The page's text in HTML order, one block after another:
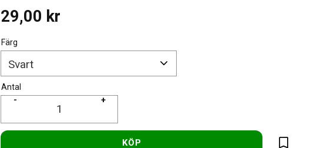
29,00 kr
Färg
Antal
+
-
KÖP